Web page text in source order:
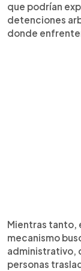
que podrían
detenciones
donde
Mientras tanto,
mecanismo
administrativo,
personas